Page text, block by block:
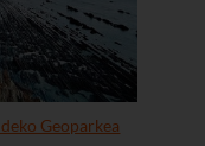
Geoparkea